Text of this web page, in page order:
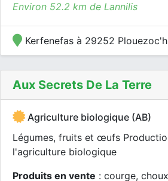
Environ 52.2 km de Lannilis
Kerfenefas à 29252 Plouezoc'h
Aux Secrets De La Terre
Agriculture biologique (AB)
Légumes, fruits et œufs
l'agriculture biologique
Produits en vente : courge,